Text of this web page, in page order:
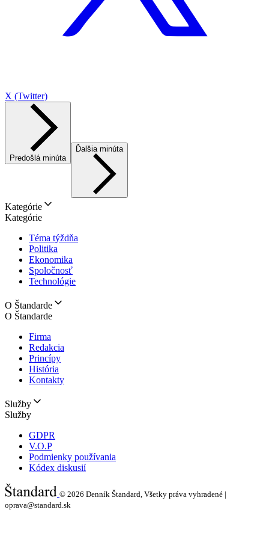
X (Twitter)
Predošlá minúta
Ďalšia minúta
Kategórie
Kategórie
Téma týždňa
Politika
Ekonomika
Spoločnosť
Technológie
O Štandarde
O Štandarde
Firma
Redakcia
Princípy
História
Kontakty
Služby
Služby
GDPR
V.O.P
Podmienky používania
Kódex diskusií
© 2026 Denník Štandard, Všetky práva vyhradené |
oprava@standard.sk